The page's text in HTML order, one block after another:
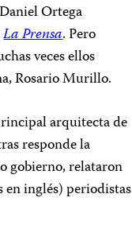
Ortega
La Prensa. Pero
veces ellos
Rosario Murillo.
arquitecta de
responde la
gobierno, relataron
en inglés) periodistas